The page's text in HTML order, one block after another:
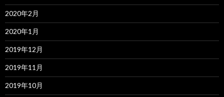
2020年2月
2020年1月
2019年12月
2019年11月
2019年10月